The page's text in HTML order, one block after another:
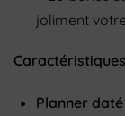
joliment
Planner daté